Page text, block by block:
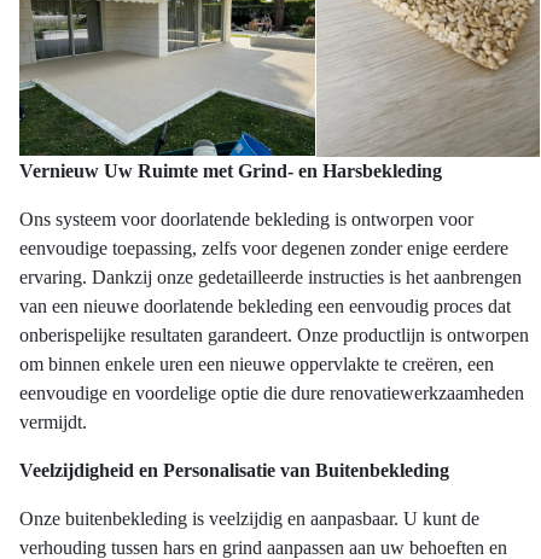
Vernieuw Uw Ruimte met Grind- en Harsbekleding
Ons systeem voor doorlatende bekleding is ontworpen voor
eenvoudige toepassing, zelfs voor degenen zonder enige eerdere
ervaring. Dankzij onze gedetailleerde instructies is het aanbrengen
van een nieuwe doorlatende bekleding een eenvoudig proces dat
onberispelijke resultaten garandeert. Onze productlijn is ontworpen
om binnen enkele uren een nieuwe oppervlakte te creëren, een
eenvoudige en voordelige optie die dure renovatiewerkzaamheden
vermijdt.
Veelzijdigheid en Personalisatie van Buitenbekleding
Onze buitenbekleding is veelzijdig en aanpasbaar. U kunt de
verhouding tussen hars en grind aanpassen aan uw behoeften en